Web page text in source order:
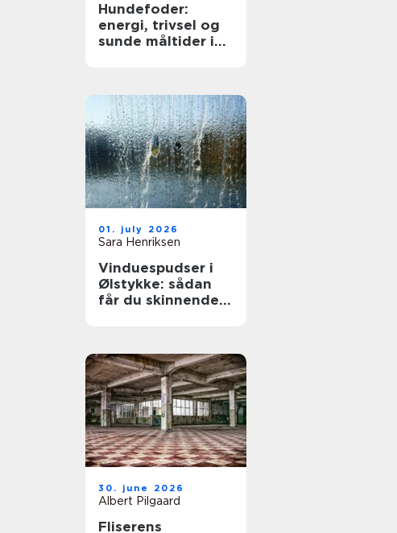
Hundefoder:
energi, trivsel og
sunde måltider i
01. july 2026
Sara Henriksen
Vinduespudser i
Ølstykke: sådan
får du skinnende
30. june 2026
Albert Pilgaard
Fliserens